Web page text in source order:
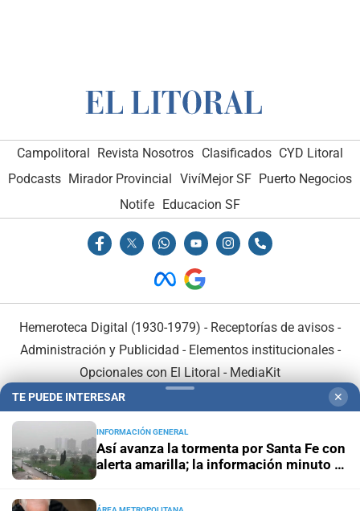
Campolitoral Revista Nosotros Clasificados CYD Litoral
Podcasts Mirador Provincial VivíMejor SF Puerto Negocios
Notife Educacion SF
Hemeroteca Digital (1930-1979) - Receptorías de avisos -
Administración y Publicidad - Elementos institucionales-
Opcionales con El Litoral - MediaKit
TE PUEDE INTERESAR ✕
INFORMACIÓN GENERAL
Así avanza la tormenta por Santa Fe con
alerta amarilla; la información minuto a